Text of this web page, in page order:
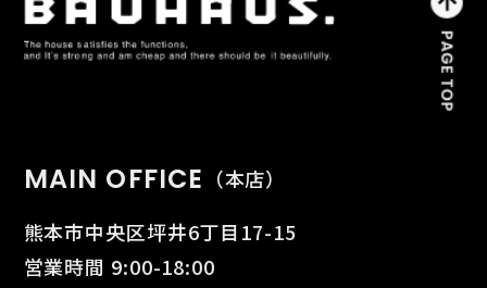
MAIN OFFICE （本店）
熊本市中央区坪井6丁目17-15
営業時間 9:00-18:00